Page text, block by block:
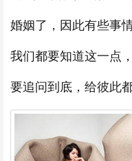
婚姻了，因此有些事
我们都要知道这一点
要追问到底，给彼此